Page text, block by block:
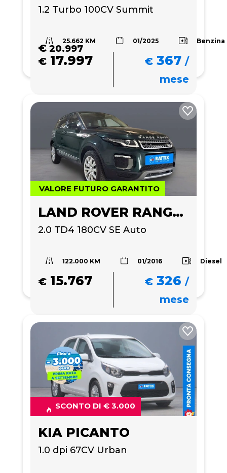
1.2 Turbo 100CV Summit
25.662 KM 01/2025 Benzina
€20.997
€ 17.997 € 367 /
mese
VALORE FUTURO GARANTITO
LAND ROVER RANGE ROVER EVOQUE
2.0 TD4 180CV SE Auto
122.000 KM 01/2016 Diesel
€ 15.767 € 326 /
mese
SCONTO DI € 3.000
KIA PICANTO
1.0 dpi 67CV Urban